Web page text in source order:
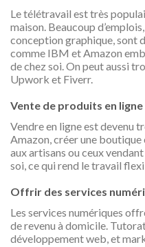
Le télétravail est très
maison. Beaucoup
conception graphique, sont
comme IBM et Amazon
de chez soi. On peut aussi
Upwork et Fiverr.
Vente de produits en ligne
Vendre en ligne est devenu
Amazon, créer une
aux artisans ou ceux
soi, ce qui rend le travail
Offrir des services
Les services numériques
de revenu à domicile.
développement web, et